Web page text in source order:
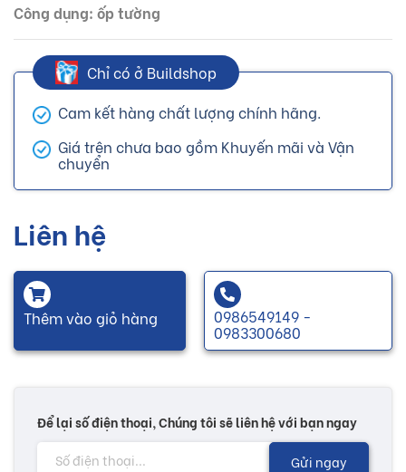
Công dụng: ốp tường
Chỉ có ở Buildshop
Cam kết hàng chất lượng chính hãng.
Giá trên chưa bao gồm Khuyến mãi và Vận
chuyển
Liên hệ
Thêm vào giỏ hàng 0986549149 -
0983300680
Để lại số điện thoại, Chúng tôi sẽ liên hệ với bạn ngay
Gửi ngay